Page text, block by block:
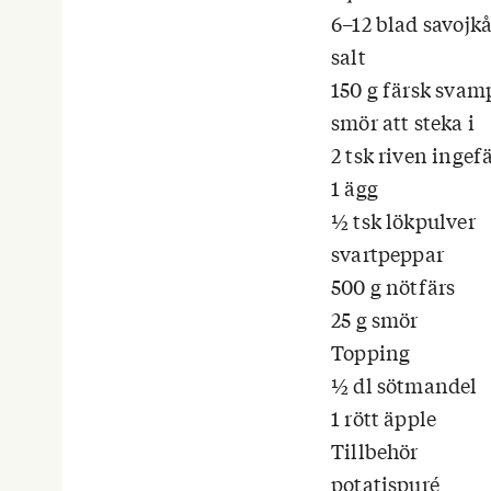
6–12 blad
salt
150 g färsk
smör att steka i
2 tsk riven
1 ägg
½ tsk lökpulver
svartpeppar
500 g nötfärs
25 g smör
Topping
½ dl sötmandel
1 rött äpple
Tillbehör
potatispuré